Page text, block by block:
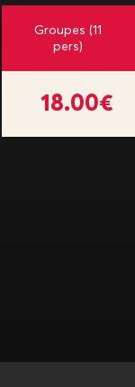
Groupes (11
pers)
18.00€